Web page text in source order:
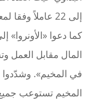
إلى 22 عاملاً وفقا لمعايير الأونروا وعدد السكان».
كما دعوا «الأونروا»
المال مقابل العمل
في المخيم».
المخيم تستوعب